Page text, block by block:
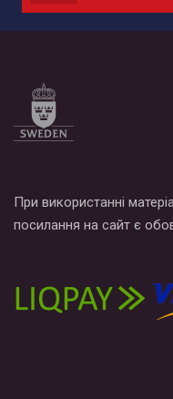
по этой ссылке и
При використанні
посилання на сайт є